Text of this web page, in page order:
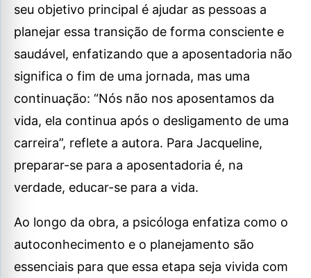
seu objetivo principal é ajudar as pessoas a
planejar essa transição de forma consciente e
saudável, enfatizando que a aposentadoria não
significa o fim de uma jornada, mas uma
continuação: “Nós não nos aposentamos da
vida, ela continua após o desligamento de uma
carreira”, reflete a autora. Para Jacqueline,
preparar-se para a aposentadoria é, na
verdade, educar-se para a vida.
Ao longo da obra, a psicóloga enfatiza como o
autoconhecimento e o planejamento são
essenciais para que essa etapa seja vivida com